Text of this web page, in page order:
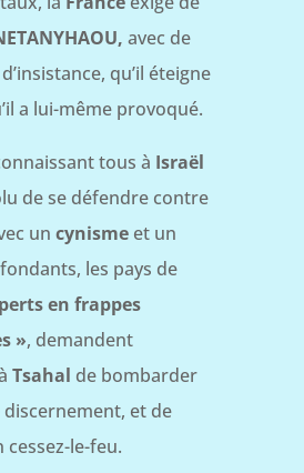
avec de
qu’il éteigne
a lui-même provoqué.
tous à Israël
de se défendre contre
un cynismeet un
les pays de
en frappes
», demandent
Tsahal de bombarder
discernement, et de
le-feu.